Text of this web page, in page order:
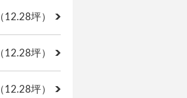
（12.28坪）
（12.28坪）
（12.28坪）